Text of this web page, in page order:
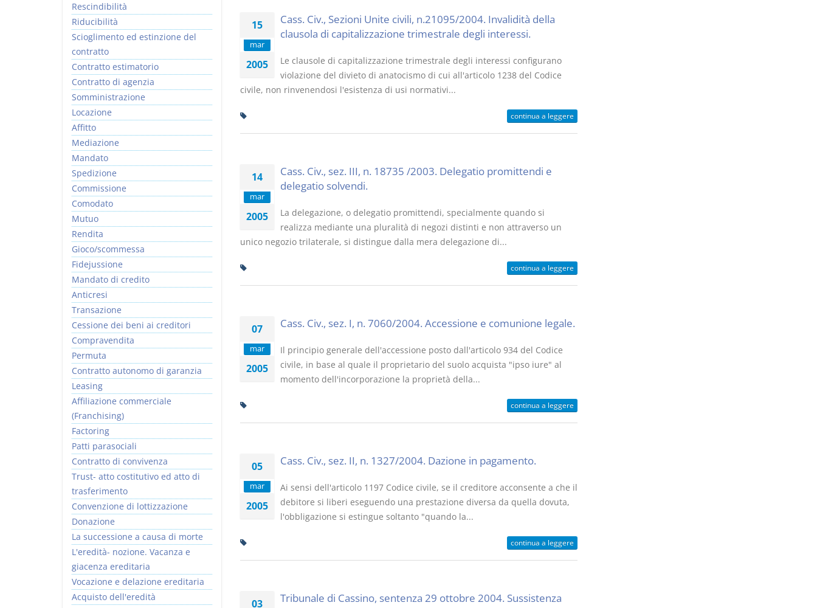
15
mar
2005
Cass. Civ., Sezioni Unite civili, n.21095/2004. Invalidità della
clausola di capitalizzazione trimestrale degli interessi.
Le clausole di capitalizzazione trimestrale degli interessi configurano
violazione del divieto di anatocismo di cui all'articolo 1238 del Codice
civile, non rinvenendosi l'esistenza di usi normativi...
continua a leggere
14
mar
2005
Cass. Civ., sez. III, n. 18735 /2003. Delegatio promittendi e
delegatio solvendi.
La delegazione, o delegatio promittendi, specialmente quando si
realizza mediante una pluralità di negozi distinti e non attraverso un
unico negozio trilaterale, si distingue dalla mera delegazione di...
continua a leggere
07
mar
2005
Cass. Civ., sez. I, n. 7060/2004. Accessione e comunione legale.
Il principio generale dell'accessione posto dall'articolo 934 del Codice
civile, in base al quale il proprietario del suolo acquista "ipso iure" al
momento dell'incorporazione la proprietà della...
continua a leggere
05
mar
2005
Cass. Civ., sez. II, n. 1327/2004. Dazione in pagamento.
Ai sensi dell'articolo 1197 Codice civile, se il creditore acconsente a che il
debitore si liberi eseguendo una prestazione diversa da quella dovuta,
l'obbligazione si estingue soltanto "quando la...
continua a leggere
03
Tribunale di Cassino, sentenza 29 ottobre 2004. Sussistenza
Rescindibilità
Riducibilità
Scioglimento ed estinzione del
contratto
Contratto estimatorio
Contratto di agenzia
Somministrazione
Locazione
Affitto
Mediazione
Mandato
Spedizione
Commissione
Comodato
Mutuo
Rendita
Gioco/scommessa
Fidejussione
Mandato di credito
Anticresi
Transazione
Cessione dei beni ai creditori
Compravendita
Permuta
Contratto autonomo di garanzia
Leasing
Affiliazione commerciale
(Franchising)
Factoring
Patti parasociali
Contratto di convivenza
Trust- atto costitutivo ed atto di
trasferimento
Convenzione di lottizzazione
Donazione
La successione a causa di morte
L'eredità- nozione. Vacanza e
giacenza ereditaria
Vocazione e delazione ereditaria
Acquisto dell'eredità